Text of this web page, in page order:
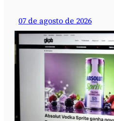
07 de agosto de 2026